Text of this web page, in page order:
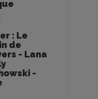
: Le
de
- Lana
-